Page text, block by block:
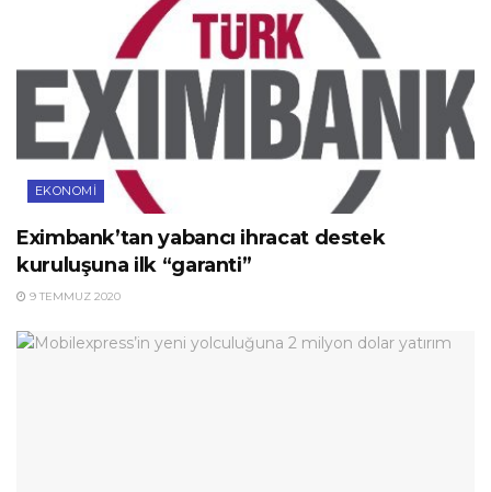
EKONOMI
Eximbank’tan yabancı ihracat destek
kuruluşuna ilk “garanti”
9 TEMMUZ 2020